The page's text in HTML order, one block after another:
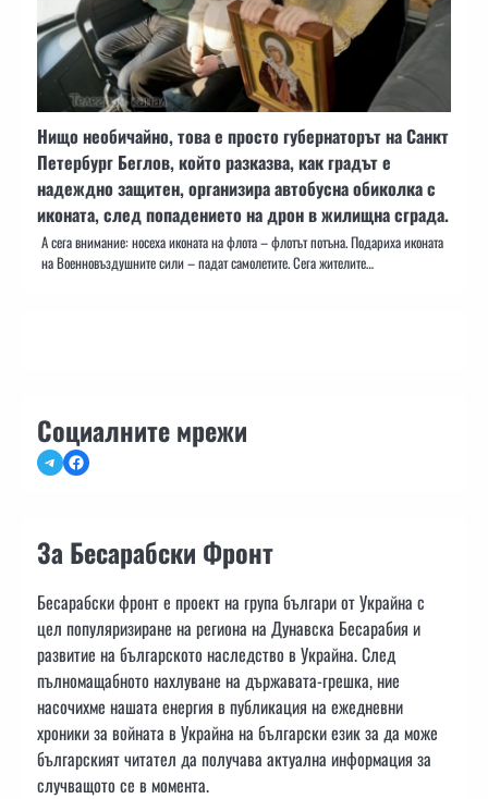
Нищо необичайно, това е просто губернаторът на Санкт
Петербург Беглов, който разказва, как градът е
надеждно защитен, организира автобусна обиколка с
иконата, след попадението на дрон в жилищна сграда.
А сега внимание: носеха иконата на флота – флотът потъна. Подариха иконата
на Военновъздушните сили – падат самолетите. Сега жителите…
Социалните мрежи
TelegramFacebook
За Бесарабски Фронт
Бесарабски фронт е проект на група българи от Украйна с
цел популяризиране на региона на Дунавска Бесарабия и
развитие на българското наследство в Украйна. След
пълномащабното нахлуване на държавата-грешка, ние
насочихме нашата енергия в публикация на ежедневни
хроники за войната в Украйна на български език за да може
българският читател да получава актуална информация за
случващото се в момента.